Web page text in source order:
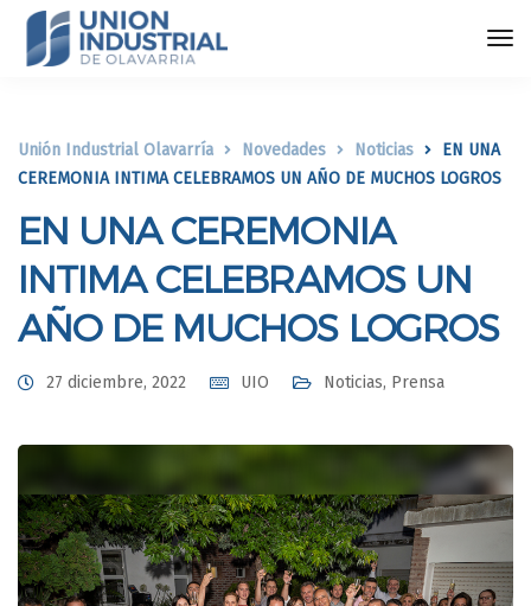
Unión Industrial Olavarría Novedades Noticias
EN UNA
CEREMONIA INTIMA CELEBRAMOS UN AÑO DE MUCHOS LOGROS
EN UNA CEREMONIA
INTIMA CELEBRAMOS UN
AÑO DE MUCHOS LOGROS
27 diciembre, 2022 UIO Noticias, Prensa